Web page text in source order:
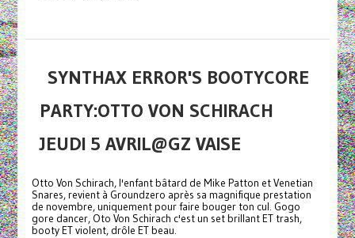
SYNTHAX ERROR'S BOOTYCORE
PARTY:OTTO VON SCHIRACH
JEUDI 5 AVRIL@GZ VAISE
Otto Von Schirach, l'enfant bâtard de Mike Patton et Venetian
Snares, revient à Groundzero après sa magnifique prestation
de novembre, uniquement pour faire bouger ton cul. Gogo
gore dancer, Oto Von Schirach c'est un set brillant ET trash,
booty ET violent, drôle ET beau.